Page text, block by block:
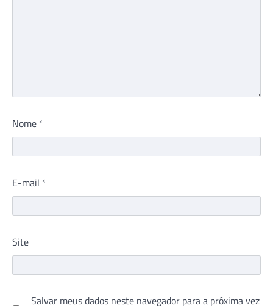
Nome *
E-mail *
Site
Salvar meus dados neste navegador para a próxima vez